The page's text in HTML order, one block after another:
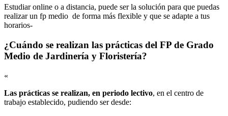
Estudiar online o a distancia, puede ser la solución para que puedas
realizar un fp medio de forma más flexible y que se adapte a tus
horarios-
¿Cuándo se realizan las prácticas del FP de Grado
Medio de Jardinería y Floristería?
«
Las prácticas se realizan, en periodo lectivo, en el centro de
trabajo establecido, pudiendo ser desde: